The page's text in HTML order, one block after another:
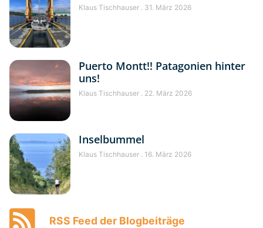
Klaus Tischhauser 31. März 2026
Puerto Montt!! Patagonien hinter
uns!
Klaus Tischhauser 22. März 2026
Inselbummel
Klaus Tischhauser 16. März 2026
RSS Feed der Blogbeiträge